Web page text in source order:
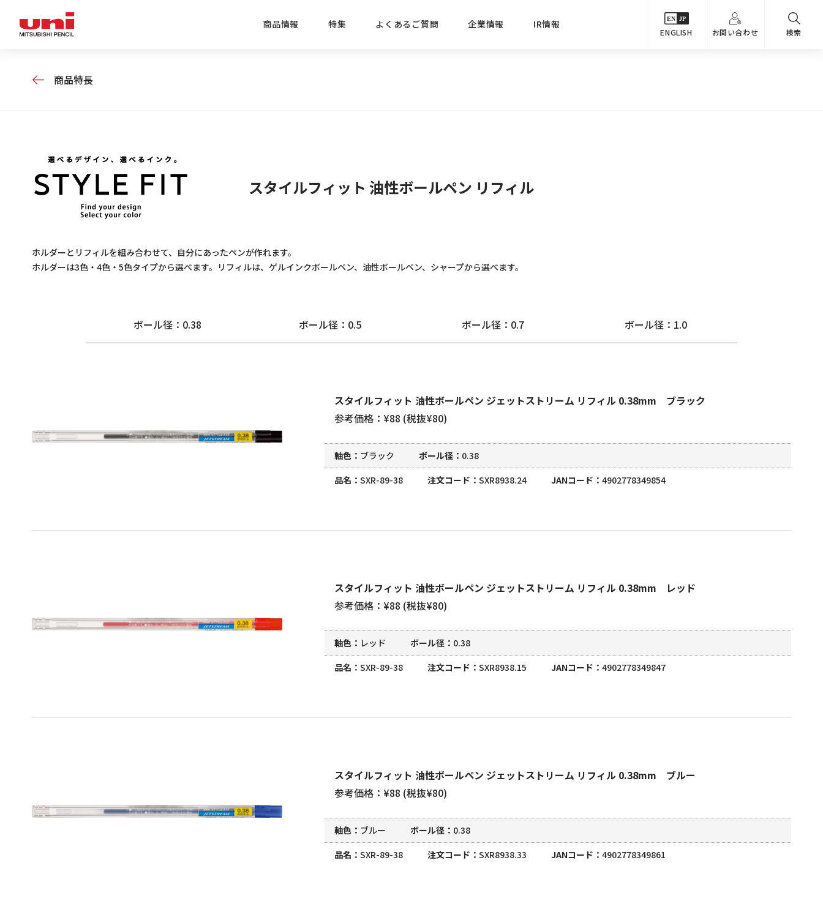
商品情報 特集
プロが教えるテクニック集
よくあるご質問 企業情報 IR情報
ENGLISH お問い合わせ 検索
商品特長
スタイルフィット 油性ボールペン リフィル
ホルダーとリフィルを組み合わせて、自分にあったペンが作れます。
ホルダーは3色・4色・5色タイプから選べます。リフィルは、ゲルインクボールペン、油性ボールペン、シャープから選べます。
ボール径：0.38 ボール径：0.5 ボール径：0.7 ボール径：1.0
スタイルフィット 油性ボールペン ジェットストリーム リフィル 0.38mm ブラック
参考価格：¥88 (税抜¥80)
軸色 ブラック ボール径
0.38
品名
SXR-89-38 注文コード SXR8938.24 JANコード 4902778349854
スタイルフィット 油性ボールペン ジェットストリーム リフィル 0.38mm レッド
参考価格：¥88 (税抜¥80)
軸色 レッド ボール径
0.38
品名
SXR-89-38 注文コード SXR8938.15 JANコード 4902778349847
スタイルフィット 油性ボールペン ジェットストリーム リフィル 0.38mm ブルー
参考価格：¥88 (税抜¥80)
軸色 ブルー ボール径
0.38
品名
SXR-89-38 注文コード SXR8938.33 JANコード 4902778349861